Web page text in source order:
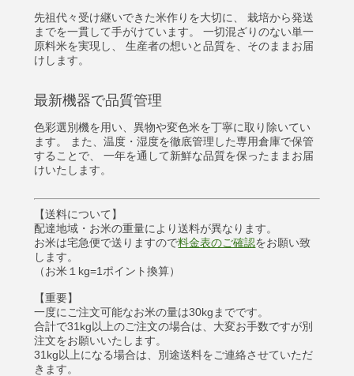
先祖代々受け継いできた米作りを大切に、 栽培から発送
までを一貫して手がけています。 一切混ざりのない単一
原料米を実現し、 生産者の想いと品質を、そのままお届
けします。
最新機器で品質管理
色彩選別機を用い、異物や変色米を丁寧に取り除いてい
ます。 また、温度・湿度を徹底管理した専用倉庫で保管
することで、 一年を通して新鮮な品質を保ったままお届
けいたします。
【送料について】
配達地域・お米の重量により送料が異なります。
お米は宅急便で送りますので料金表のご確認をお願い致
します。
（お米１kg=1ポイント換算）
【重要】
一度にご注文可能なお米の量は30kgまでです。
合計で31kg以上のご注文の場合は、大変お手数ですが別
注文をお願いいたします。
31kg以上になる場合は、別途送料をご連絡させていただ
きます。